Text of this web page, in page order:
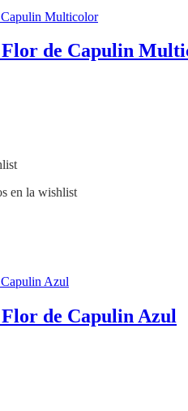
Flor de Capulin
en la wishlist
de Capulin Azul